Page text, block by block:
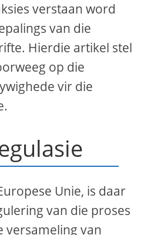
verstaan ​​word
van die
Hierdie artikel stel
op die
vir die
Unie, is daar
van die proses
versameling van